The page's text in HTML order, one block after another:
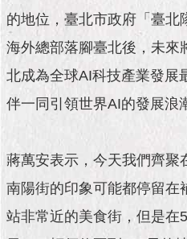
政
景
及
政
資
料
的地位，臺北市政府「臺北
海外總部落腳臺北後，未來
北成為全球AI科技產業發展
伴一同引領世界AI的發展浪
蔣萬安表示，今天我們齊聚
南陽街的印象可能都停留在
站非常近的美食街，但是在